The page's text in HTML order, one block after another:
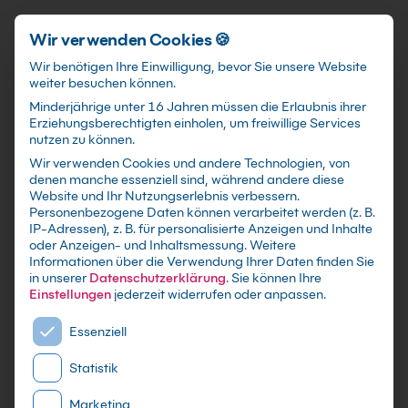
Schnellzugriff
Amazon AWS Rekognition
Kurs: Bild- und
Videoanalyse die
funktioniert
Erkenne Objekte, Gesichter, Text und
Moderationsrisiken mit AWS Rekognition und
baue belastbare Analyse-Pipelines.
Wir verwenden Cookies 🍪
Wir benötigen Ihre Einwilligung, bevor Sie unsere Website
weiter besuchen können.
Minderjährige unter 16 Jahren müssen die Erlaubnis ihrer
Erziehungsberechtigten einholen, um freiwillige Services
nutzen zu können.
Wir verwenden Cookies und andere Technologien, von
denen manche essenziell sind, während andere diese
Website und Ihr Nutzungserlebnis verbessern.
Personenbezogene Daten können verarbeitet werden (z. B.
IP-Adressen), z. B. für personalisierte Anzeigen und Inhalte
oder Anzeigen- und Inhaltsmessung.Weitere
Informationen über die Verwendung Ihrer Daten finden Sie
in unserer Datenschutzerklärung.Sie können Ihre
Einstellungen jederzeit widerrufen oder anpassen.
Es folgt eine Liste der Service-Gruppen, für die eine
Essenziell
Statistik
Marketing